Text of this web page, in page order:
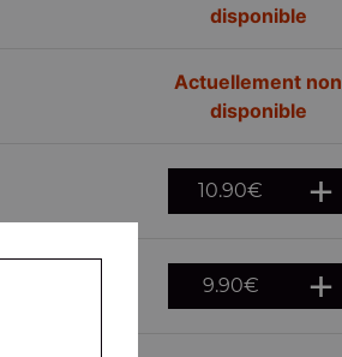
disponible
Actuellement non
disponible
10.90€
9.90€